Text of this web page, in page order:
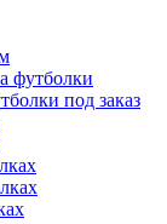
футболки
под заказ